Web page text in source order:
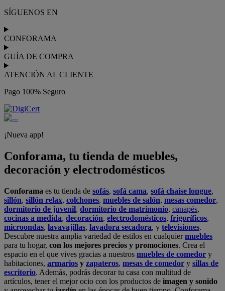
SÍGUENOS EN
CONFORAMA
GUÍA DE COMPRA
ATENCIÓN AL CLIENTE
Pago 100% Seguro
¡Nueva app!
Conforama, tu tienda de muebles,
decoración y electrodomésticos
Conforama es tu tienda de sofás, sofá cama, sofá chaise longue,
sillón, sillón relax, colchones, muebles de salón, mesas comedor,
dormitorio de juvenil, dormitorio de matrimonio, canapés,
cocinas a medida, decoración, electrodomésticos, frigoríficos,
microondas, lavavajillas, lavadora secadora, y televisiones.
Descubre nuestra amplia variedad de estilos en cualquiermuebles
para tu hogar, con los mejores precios y promociones. Crea el
espacio en el que vives gracias a nuestros muebles de comedor y
habitaciones, armarios y zapateros, mesas de comedor y sillas de
escritorio. Además, podrás decorar tu casa con multitud de
artículos, tener el mejor ocio con los productos de imagen y sonido